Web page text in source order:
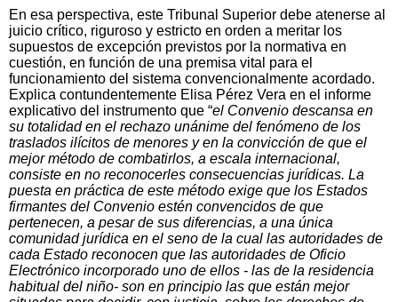
En esa perspectiva, este Tribunal Superior debe atenerse al
juicio crítico, riguroso y estricto en orden a meritar los
supuestos de excepción previstos por la normativa en
cuestión, en función de una premisa vital para el
funcionamiento del sistema convencionalmente acordado.
Explica contundentemente Elisa Pérez Vera en el informe
explicativo del instrumento que “el Convenio descansa en
su totalidad en el rechazo unánime del fenómeno de los
traslados ilícitos de menores y en la convicción de que el
mejor método de combatirlos, a escala internacional,
consiste en no reconocerles consecuencias jurídicas. La
puesta en práctica de este método exige que los Estados
firmantes del Convenio estén convencidos de que
pertenecen, a pesar de sus diferencias, a una única
comunidad jurídica en el seno de la cual las autoridades de
cada Estado reconocen que las autoridades de Oficio
Electrónico incorporado uno de ellos - las de la residencia
habitual del niño- son en principio las que están mejor